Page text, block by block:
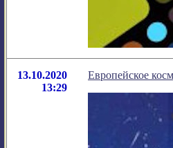
13.10.2020
13:29
Европейское